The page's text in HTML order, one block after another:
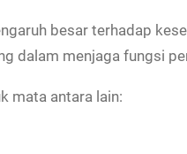
besar terhadap
dalam menjaga fungsi
mata antara lain: